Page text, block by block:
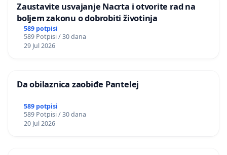
Zaustavite usvajanje Nacrta i otvorite rad na
boljem zakonu o dobrobiti životinja
589 potpisi
589 Potpisi / 30 dana
29 Jul 2026
Da obilaznica zaobiđe Pantelej
589 potpisi
589 Potpisi / 30 dana
20 Jul 2026